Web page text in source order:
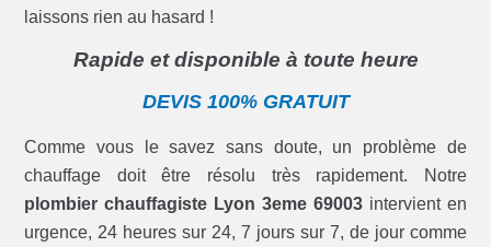
laissons rien au hasard !
Rapide et disponible à toute heure
DEVIS 100% GRATUIT
Comme vous le savez sans doute, un problème de
chauffage doit être résolu très rapidement. Notre
plombier chauffagiste Lyon 3eme 69003intervient en
urgence, 24 heures sur 24, 7 jours sur 7, de jour comme